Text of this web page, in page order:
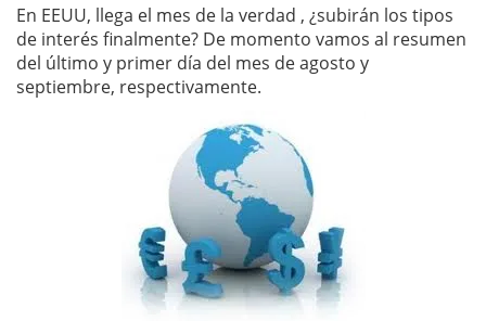
En EEUU, llega el mes de la verdad , ¿subirán los tipos
de interés finalmente? De momento vamos al resumen
del último y primer día del mes de agosto y
septiembre, respectivamente.